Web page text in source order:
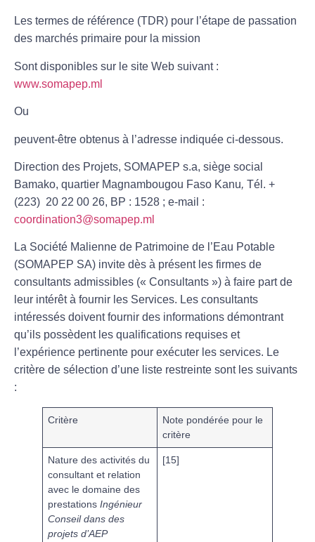
Les termes de référence (TDR) pour l’étape de passation
des marchés primaire pour la mission
Sont disponibles sur le site Web suivant :
www.somapep.ml
Ou
peuvent-être obtenus à l’adresse indiquée ci-dessous.
Direction des Projets, SOMAPEP s.a, siège social
Bamako, quartier Magnambougou Faso Kanu, Tél. +
(223) 20 22 00 26, BP : 1528 ; e-mail :
coordination3@somapep.ml
La Société Malienne de Patrimoine de l’Eau Potable
(SOMAPEP SA) invite dès à présent les firmes de
consultants admissibles (« Consultants ») à faire part de
leur intérêt à fournir les Services. Les consultants
intéressés doivent fournir des informations démontrant
qu’ils possèdent les qualifications requises et
l’expérience pertinente pour exécuter les services. Le
critère de sélection d’une liste restreinte sont les suivants
:
Critère
Note pondérée pour le
critère
Nature des activités du
consultant et relation
avec le domaine des
prestationsIngénieur
Conseil dans des
projets d’AEP
[15]